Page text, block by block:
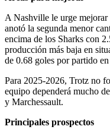
A Nashville le urge mejorar
anotó la segunda menor
encima de los Sharks con
producción más baja en
de 0.68 goles por partido en
Para 2025-2026, Trotz no
equipo dependerá mucho
y Marchessault.
Principales prospectos